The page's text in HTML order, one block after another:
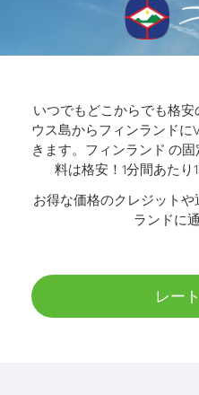
いつでもどこからでも格
ウス島からフィンランド
きます。 フィンランド の
料は格安！1分間あたり
お得な価格のクレジット
ランドに
レー